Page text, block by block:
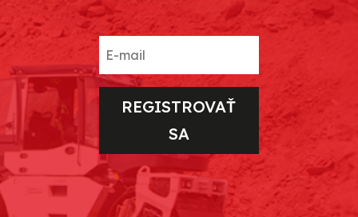
REGISTROVAŤ
SA